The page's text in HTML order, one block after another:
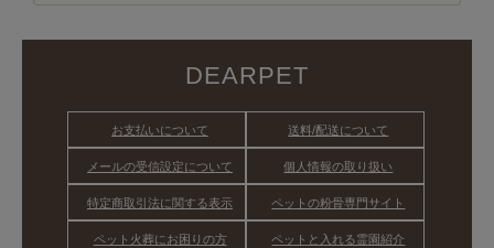
DEARPET
お支払いについて 送料/配送について
メールの受信設定について 個人情報の取り扱い
特定商取引法に関する表示 ペットの粉骨専門サイト
ペット火葬にお困りの方 ペットと入れる霊園紹介